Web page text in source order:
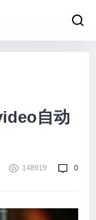
自动
148919 0